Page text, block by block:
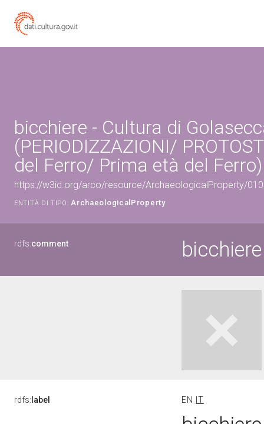
bicchiere - Cultura di
(PERIODIZZAZIONI/
del Ferro/ Prima età del Ferro)
https://w3id.org/arco/resource/ArchaeologicalProperty/
ENTITÀ DI TIPO: ArchaeologicalProperty
rdfs:comment bicchiere
rdfs: label EN IT